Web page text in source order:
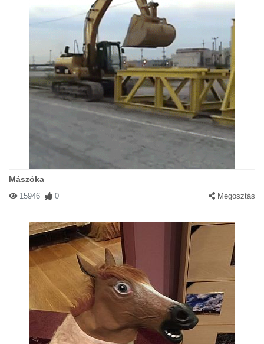
Mászóka
15946 0 Megosztás